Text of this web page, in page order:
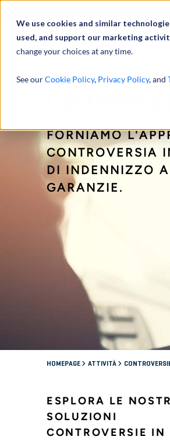
We use cookies and similar
used, and support our marketing
change your choices at any time.
See ourCookie Policy, Privacy Policy, and
FORNIAMO
CONTROVERSIA
DI INDENNIZZO
GARANZIE.
HOMEPAGE ATTIVITÀ
ESPLORA LE
SOLUZIONI
CONTROVERSIE IN